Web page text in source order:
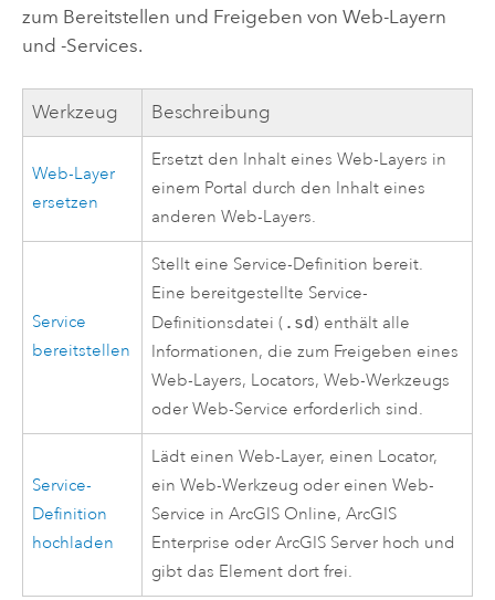
zum Bereitstellen und Freigeben von Web-Layern
und -Services.
Werkzeug Beschreibung
Web-Layer
ersetzen
Ersetzt den Inhalt eines Web-Layers in
einem Portal durch den Inhalt eines
anderen Web-Layers.
Service
bereitstellen
Stellt eine Service-Definition bereit.
Eine bereitgestellte Service-
Definitionsdatei ( .sd) enthält alle
Informationen, die zum Freigeben eines
Web-Layers, Locators, Web-Werkzeugs
oder Web-Service erforderlich sind.
Service-
Definition
hochladen
Lädt einen Web-Layer, einen Locator,
ein Web-Werkzeug oder einen Web-
Service inArcGIS Online,ArcGIS
Enterprise oderArcGIS Server hoch und
gibt das Element dort frei.